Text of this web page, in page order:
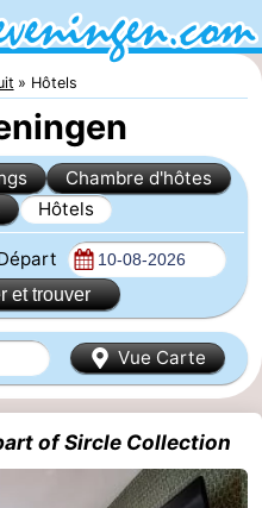
Hôtels
Chambre d'hôtes
Hôtels
et trouver
Vue Carte
of Sircle Collection